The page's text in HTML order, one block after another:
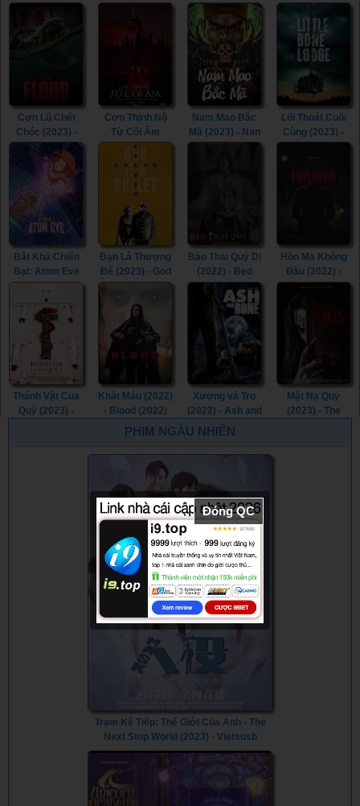
The Lake (2022)
Inhuman Kiss 2
(2023)
Zombie (2023)
Cơn Lũ Chết
Chóc (2023) -
The Flood
(2023)
Cơn Thịnh Nộ
Từ Cõi Âm
(2022) - The
Accursed
(2022)
Nam Mao Bắc
Mã (2023) - Nan
Lối Thoát Cuối
Cùng (2023) -
Lodge (2023)
Bất Khả Chiến
Bại: Atom Eve
(Tập Đặc Biệt)
(2023) -
Invincible: Atom
Eve (2023)
Đạn Là Thượng
Đế (2023) - God
Bào Thai Quỷ Dị
(2022) - Bed
Hồn Ma Không
Đầu (2022) -
Ivanna (2022)
Thánh Vật Của
Quỷ (2023) -
Khát Máu (2022)
- Blood (2022)
Xương và Tro
(2022) - Ash and
Bone (2022)
Mặt Nạ Quỷ
(2023) - The
PHIM NGẪU NHIÊN
Trạm Kế Tiếp: Thế Giới Của Anh - The
Next Stop World (2023) - Vietsusb
Đóng QC